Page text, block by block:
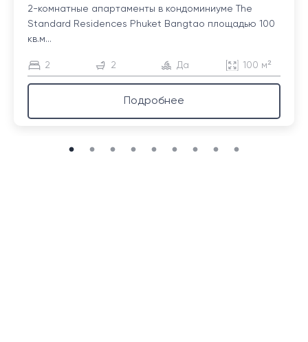
2-комнатные апартаменты в кондоминиуме The
Standard Residences Phuket Bangtao площадью 100
кв.м...
2 2 Да 100 м²
Подробнее